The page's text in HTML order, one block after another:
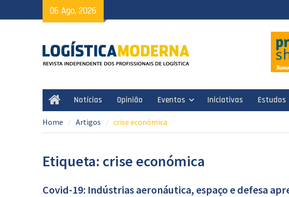
to
06 Ago, 2026
HomeNotícias Opinião Eventos Iniciativas Estudos
Home Artigos crise económica
Etiqueta: crise económica
Covid-19: Indústrias aeronáutica, espaço e defesa